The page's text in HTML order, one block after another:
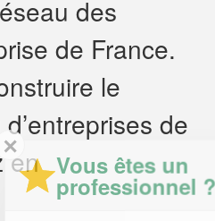
des
de France.
le
de
enêtes un
?